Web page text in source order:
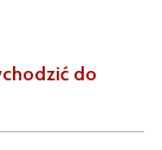
do